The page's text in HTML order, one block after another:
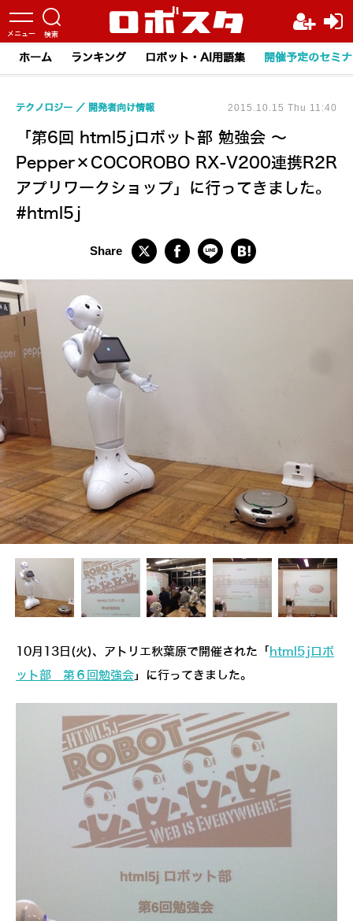
ホーム ランキング ロボット・AI用語集 開催予定のセミ
「第6回 html5jロボット部 勉強会 ～
Pepper×COCOROBO RX-V200連携R2R
アプリワークショップ」に行ってきました。
#html5j
テクノロジー 開発者向け情報 2015.10.15 Thu 11:40
10月13日(火)、アトリエ秋葉原で開催された「 html5jロボ
ット部 第６回勉強会」に行ってきました。